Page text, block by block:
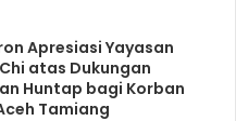
Apresiasi Yayasan
atas Dukungan
Huntap bagi Korban
Tamiang